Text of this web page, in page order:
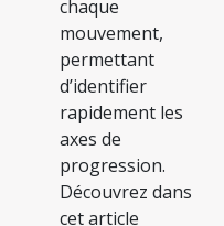
chaque
mouvement,
permettant
d’identifier
rapidement les
axes de
progression.
Découvrez dans
cet article